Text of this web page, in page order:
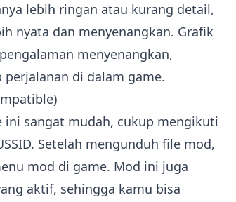
lebih ringan atau kurang detail,
nyata dan menyenangkan. Grafik
menyenangkan,
di dalam game.
ini sangat mudah, cukup mengikuti
Setelah mengunduh file mod,
mod di game. Mod ini juga
aktif, sehingga kamu bisa